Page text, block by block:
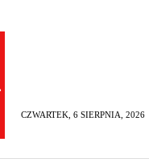
CZWARTEK, 6 SIERPNIA, 2026